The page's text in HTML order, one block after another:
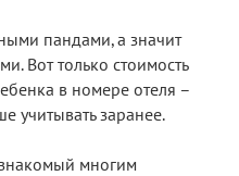
пандами, а значит
Вот только стоимость
в номере отеля –
учитывать заранее.
многим